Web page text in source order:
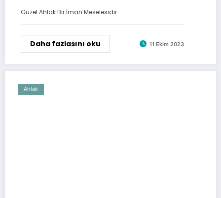
Güzel Ahlak Bir İman Meselesidir.
Daha fazlasını oku 11 Ekim 2023
Ahlak